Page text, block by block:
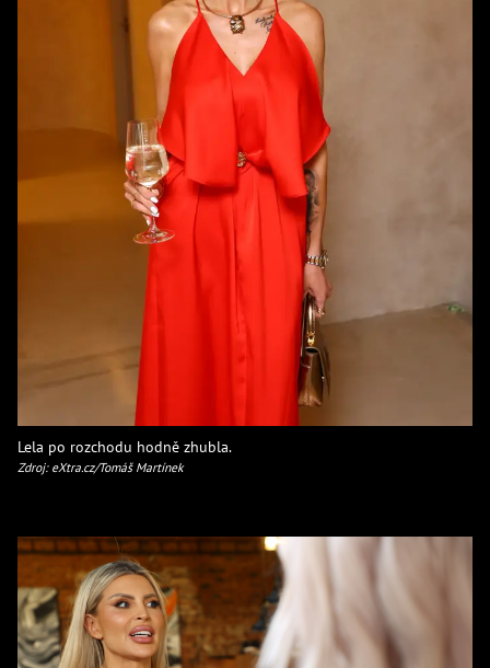
Lela po rozchodu hodně zhubla.
Zdroj: eXtra.cz/Tomáš Martínek